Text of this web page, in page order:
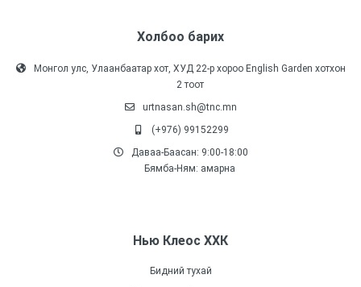
Холбоо барих
Монгол улс, Улаанбаатар хот, ХУД 22-р хороо English Garden хотхон
2 тоот
urtnasan.sh@tnc.mn
(+976) 99152299
Даваа-Баасан: 9:00-18:00
Бямба-Ням: амарна
Нью Клеос ХХК
Бидний тухай